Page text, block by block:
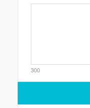
300